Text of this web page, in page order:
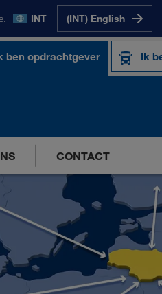
INT (INT) English
ben opdrachtgever Ik
CONTACT